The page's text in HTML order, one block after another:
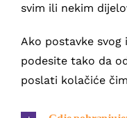
svim ili nekim
Ako postavke
podesite tako da
poslati kolačiće